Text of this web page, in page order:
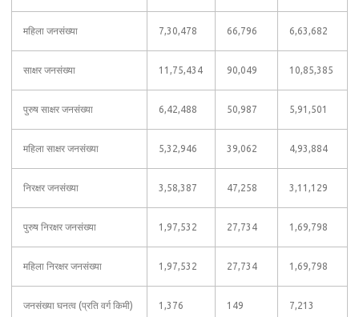
महिला जनसंख्या 7,30,478 66,796 6,63,682
साक्षर जनसंख्या 11,75,434 90,049 10,85,385
पुरुष साक्षर जनसंख्या 6,42,488 50,987 5,91,501
महिला साक्षर जनसंख्या 5,32,946 39,062 4,93,884
निरक्षर जनसंख्या 3,58,387 47,258 3,11,129
पुरुष निरक्षर जनसंख्या 1,97,532 27,734 1,69,798
महिला निरक्षर जनसंख्या 1,97,532 27,734 1,69,798
जनसंख्या घनत्व (प्रति वर्ग किमी) 1,376 149 7,213